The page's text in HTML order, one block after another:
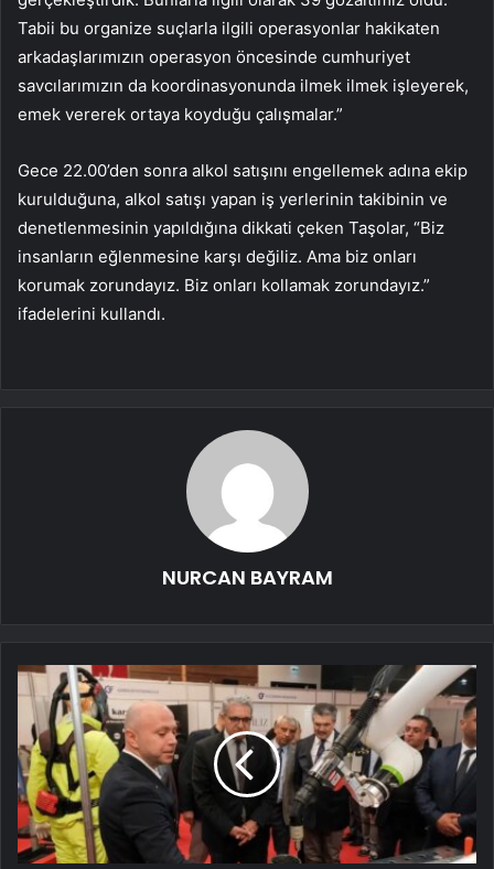
Tabii bu organize suçlarla ilgili operasyonlar hakikaten
arkadaşlarımızın operasyon öncesinde cumhuriyet
savcılarımızın da koordinasyonunda ilmek ilmek işleyerek,
emek vererek ortaya koyduğu çalışmalar.”
Gece 22.00’den sonra alkol satışını engellemek adına ekip
kurulduğuna, alkol satışı yapan iş yerlerinin takibinin ve
denetlenmesinin yapıldığına dikkati çeken Taşolar, “Biz
insanların eğlenmesine karşı değiliz. Ama biz onları
korumak zorundayız. Biz onları kollamak zorundayız.”
ifadelerini kullandı.
NURCAN BAYRAM